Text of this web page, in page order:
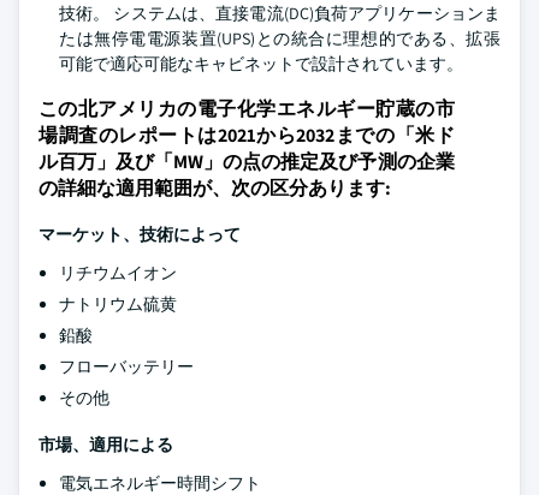
技術。 システムは、直接電流(DC)負荷アプリケーションま
たは無停電電源装置(UPS)との統合に理想的である、拡張
可能で適応可能なキャビネットで設計されています。
この北アメリカの電子化学エネルギー貯蔵の市
場調査のレポートは2021から2032までの「米ド
ル百万」及び「MW」の点の推定及び予測の企業
の詳細な適用範囲が、次の区分あります:
マーケット、技術によって
リチウムイオン
ナトリウム硫黄
鉛酸
フローバッテリー
その他
市場、適用による
電気エネルギー時間シフト